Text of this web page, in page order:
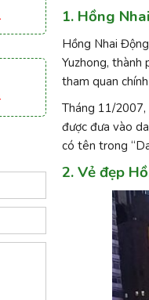
1. Hồng
Hồng Nhai
Yuzhong, thành
tham quan
Tháng 11/
được đưa vào
có tên trong
2. Vẻ đẹp